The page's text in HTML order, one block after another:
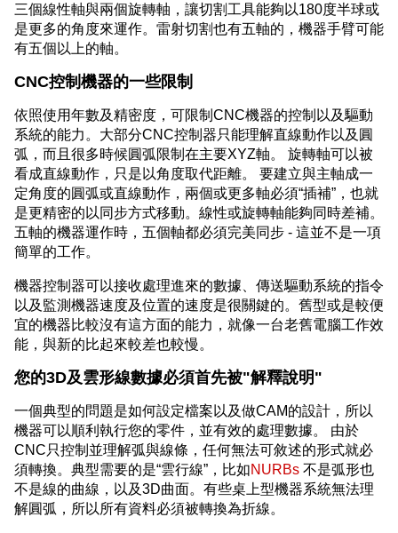
三個線性軸與兩個旋轉軸，讓切割工具能夠以180度半球或
是更多的角度來運作。雷射切割也有五軸的，機器手臂可能
有五個以上的軸。
CNC控制機器的一些限制
依照使用年數及精密度，可限制CNC機器的控制以及驅動
系統的能力。大部分CNC控制器只能理解直線動作以及圓
弧，而且很多時候圓弧限制在主要XYZ軸。 旋轉軸可以被
看成直線動作，只是以角度取代距離。 要建立與主軸成一
定角度的圓弧或直線動作，兩個或更多軸必須“插補”，也就
是更精密的以同步方式移動。線性或旋轉軸能夠同時差補。
五軸的機器運作時，五個軸都必須完美同步 - 這並不是一項
簡單的工作。
機器控制器可以接收處理進來的數據、傳送驅動系統的指令
以及監測機器速度及位置的速度是很關鍵的。舊型或是較便
宜的機器比較沒有這方面的能力，就像一台老舊電腦工作效
能，與新的比起來較差也較慢。
您的3D及雲形線數據必須首先被"解釋說明"
一個典型的問題是如何設定檔案以及做CAM的設計，所以
機器可以順利執行您的零件，並有效的處理數據。 由於
CNC只控制並理解弧與線條，任何無法可敘述的形式就必
須轉換。典型需要的是“雲行線”，比如NURBs 不是弧形也
不是線的曲線，以及3D曲面。有些桌上型機器系統無法理
解圓弧，所以所有資料必須被轉換為折線。